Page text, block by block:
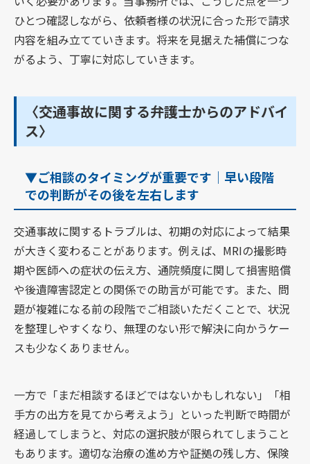
ひとつ確認しながら、依頼者様の状況に合った形で請求
内容を組み立てていきます。将来を見据えた補償につな
がるよう、丁寧に対応していきます。
〈交通事故に関する弁護士からのアドバイ
ス〉
▼ご相談のタイミングが重要です｜早い段階
での判断がその後を左右します
交通事故に関するトラブルは、初期の対応によって結果
が大きく変わることがあります。例えば、MRIの撮影時
期や医師への症状の伝え方、通院頻度に関して損害賠償
や後遺障害認定との関係での助言が可能です。また、問
題が複雑になる前の段階でご相談いただくことで、状況
を整理しやすくなり、無理のない形で解決に向かうケー
スも少なくありません。
一方で「まだ相談するほどではないかもしれない」「相
手方の出方を見てから考えよう」といった判断で時間が
経過してしまうと、対応の選択肢が限られてしまうこと
もあります。適切な治療の進め方や証拠の残し方、保険